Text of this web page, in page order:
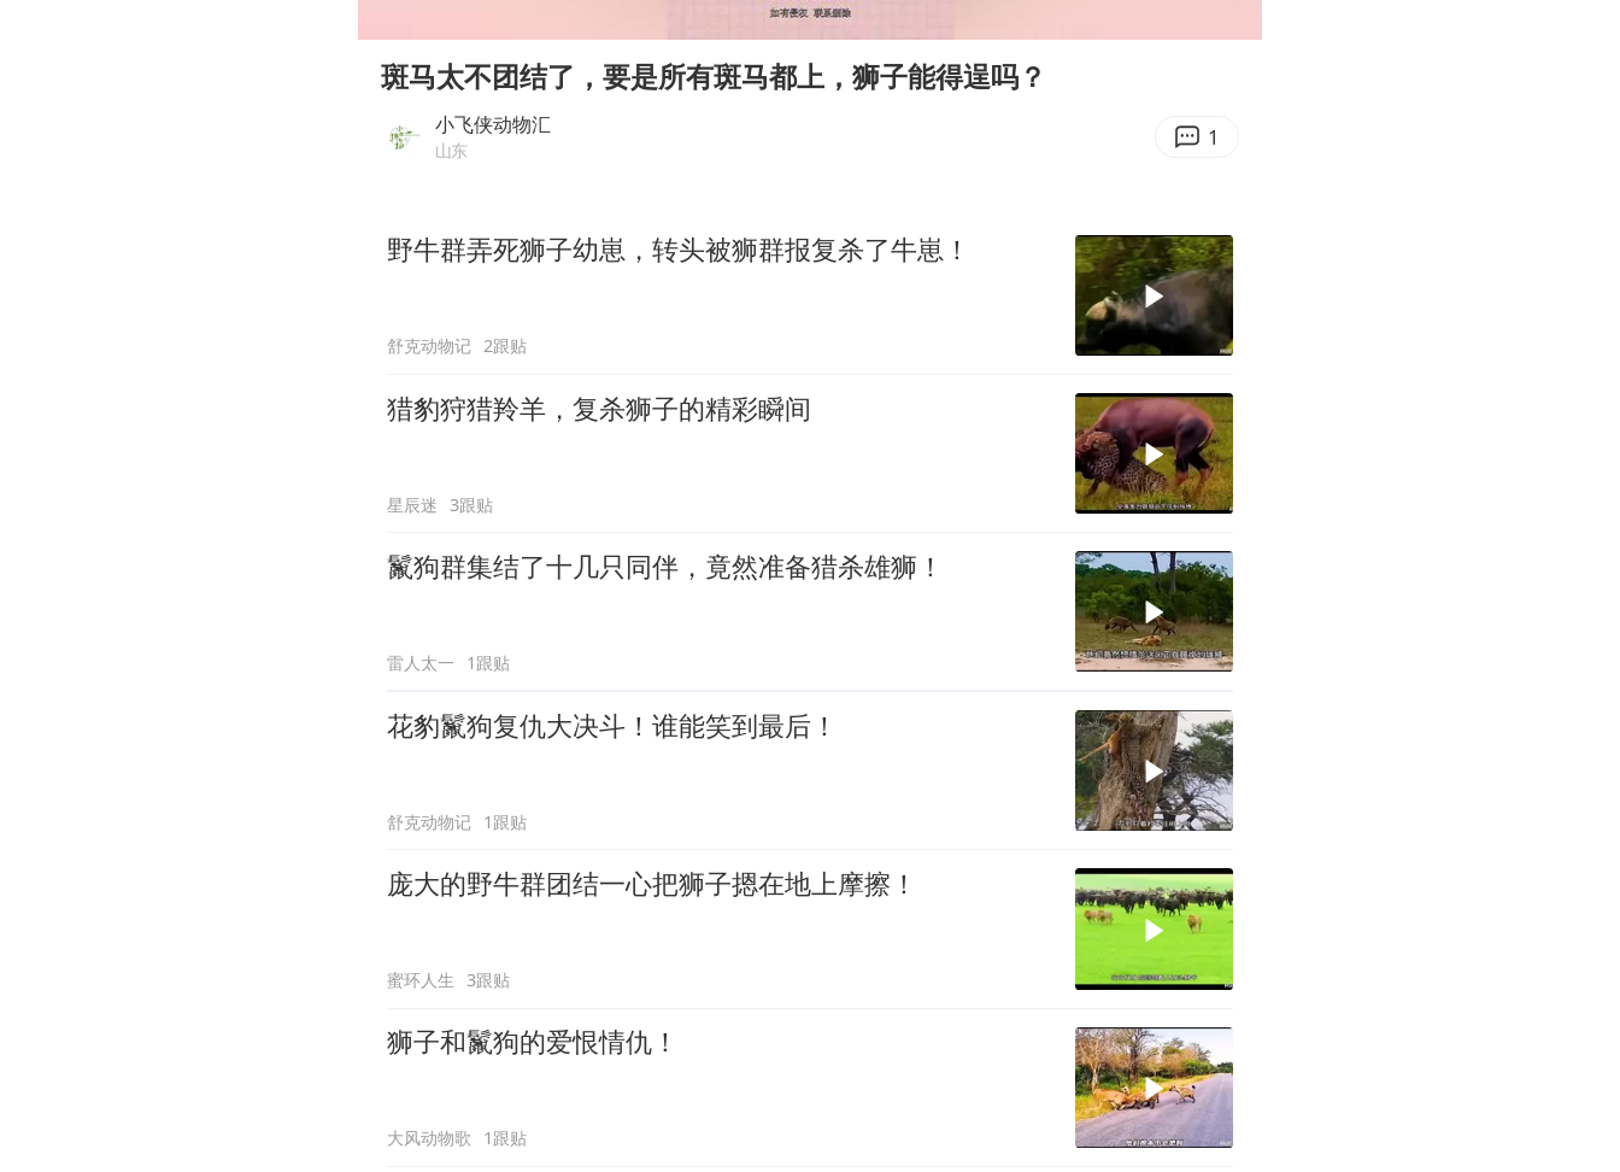
村民谈“梅姨”：叫的其实是“媒姨”
“深圳地面沉降致车辆损坏”不实
多地要求领导干部带头休假
斑马太不团结了，要是所有斑马都上，狮子能得逞吗？
小飞侠动物汇
山东 1
野牛群弄死狮子幼崽，转头被狮群报复杀了牛崽！
舒克动物记 2跟贴
猎豹狩猎羚羊，复杀狮子的精彩瞬间
星辰迷 3跟贴
鬣狗群集结了十几只同伴，竟然准备猎杀雄狮！
雷人太一 1跟贴
花豹鬣狗复仇大决斗！谁能笑到最后！
舒克动物记 1跟贴
庞大的野牛群团结一心把狮子摁在地上摩擦！
蜜环人生 3跟贴
狮子和鬣狗的爱恨情仇！
大风动物歌 1跟贴